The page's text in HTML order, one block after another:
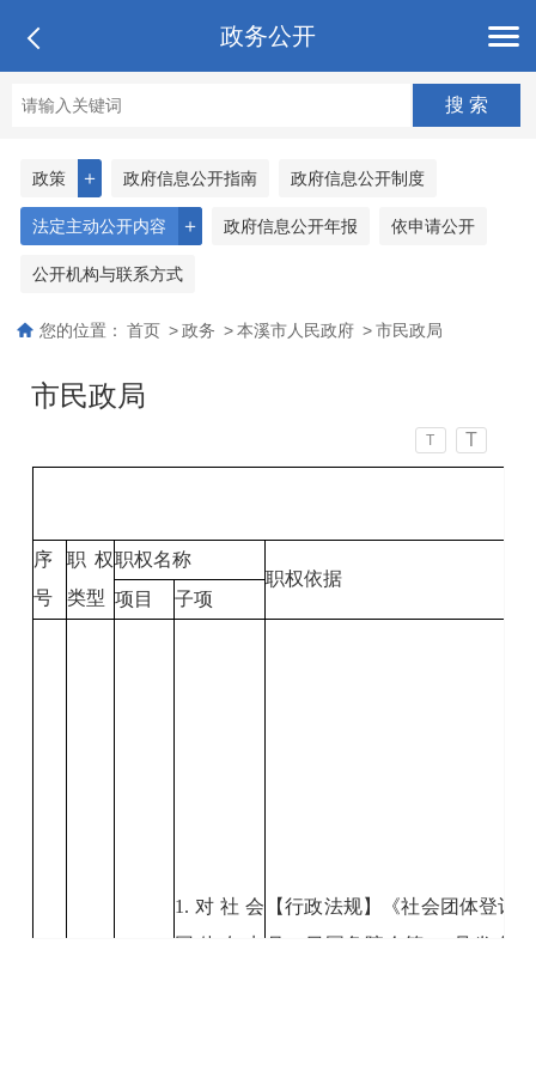
政务公开
＋
政策 政府信息公开指南 政府信息公开制度
＋
法定主动公开内容 政府信息公开年报 依申请公开
公开机构与联系方式
您的位置： 首页 > 政务 > 本溪市人民政府 > 市民政局
市民政局
T T
序
号
职权
类型
职权名称
职权依据
项目
子项
1.对社会
团体在申
【行政法规】《社会团体登记
月25日国务院令第250号发布